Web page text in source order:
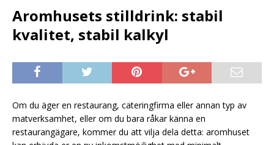
Aromhusets stilldrink: stabil
kvalitet, stabil kalkyl
Om du äger en restaurang, cateringfirma eller annan typ av
matverksamhet, eller om du bara råkar känna en
restaurangägare, kommer du att vilja dela detta: aromhuset